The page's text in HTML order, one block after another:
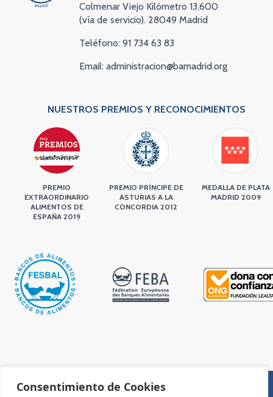
Consentimiento de Cookies
Colmenar Viejo Kilómetro 13,600
(vía de servicio). 28049 Madrid
Teléfono: 91 734 63 83
Email: administracion@bamadrid.org
NUESTROS PREMIOS Y RECONOCIMIENTOS
PREMIO
EXTRAORDINARIO
ALIMENTOS DE
ESPAÑA 2019
PREMIO PRÍNCIPE DE
ASTURIAS A LA
CONCORDIA 2012
MEDALLA DE PLATA
MADRID 2009